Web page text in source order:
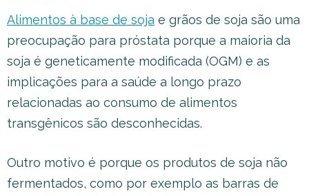
Alimentos à base de soja e grãos de soja são uma
preocupação para próstata porque a maioria da
soja é geneticamente modificada (OGM) e as
implicações para a saúde a longo prazo
relacionadas ao consumo de alimentos
transgênicos são desconhecidas.
Outro motivo é porque os produtos de soja não
fermentados, como por exemplo as barras de